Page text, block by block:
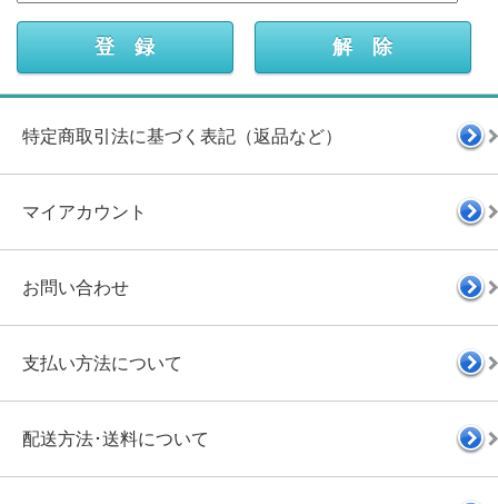
特定商取引法に基づく表記（返品など）
マイアカウント
お問い合わせ
支払い方法について
配送方法･送料について